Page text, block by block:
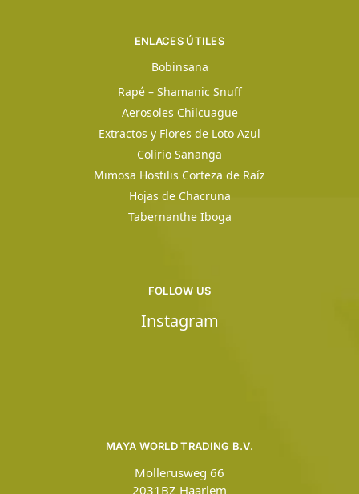
ENLACES ÚTILES
Bobinsana
Rapé – Shamanic Snuff
Aerosoles Chilcuague
Extractos y Flores de Loto Azul
Colirio Sananga
Mimosa Hostilis Corteza de Raíz
Hojas de Chacruna
Tabernanthe Iboga
MAYA WORLD TRADING B.V.
Mollerusweg 66
2031BZ Haarlem
FOLLOW US
Instagram